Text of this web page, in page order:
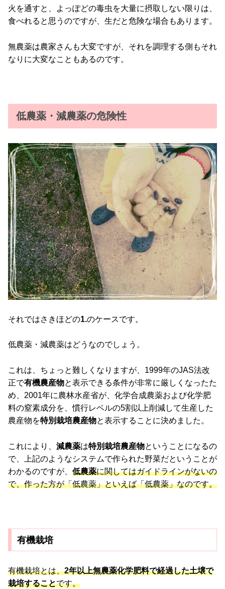
火を通すと、よっぽどの毒虫を大量に摂取しない限りは、
食べれると思うのですが、生だと危険な場合もあります。
無農薬は農家さんも大変ですが、それを調理する側もそれ
なりに大変なこともあるのです。
低農薬・減農薬の危険性
それではさきほどの1.のケースです。
低農薬・減農薬はどうなのでしょう。
これは、ちょっと難しくなりますが、1999年のJAS法改
正で有機農産物と表示できる条件が非常に厳しくなったた
め、2001年に農林水産省が、化学合成農薬および化学肥
料の窒素成分を、慣行レベルの5割以上削減して生産した
農産物を特別栽培農産物と表示することに決めました。
これにより、 減農薬は特別栽培農産物ということになるの
で、上記のようなシステムで作られた野菜だということが
わかるのですが、 低農薬に関してはガイドラインがないの
で、作った方が「低農薬」といえば「低農薬」なのです。
有機栽培
有機栽培とは、2年以上無農薬化学肥料で経過した土壌で
栽培することです。